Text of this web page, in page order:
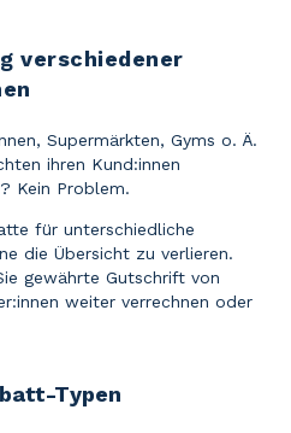
verschiedener
Supermärkten, Gyms o. Ä.
ihren Kund:innen
Kein Problem.
für unterschiedliche
die Übersicht zu verlieren.
gewährte Gutschrift von
weiter verrechnen oder
Typen